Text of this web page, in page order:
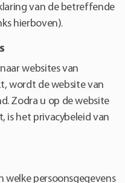
van de betreffende
hierboven).
websites van
wordt de website van
Zodra u op de website
is het privacybeleid van
persoonsgegevens